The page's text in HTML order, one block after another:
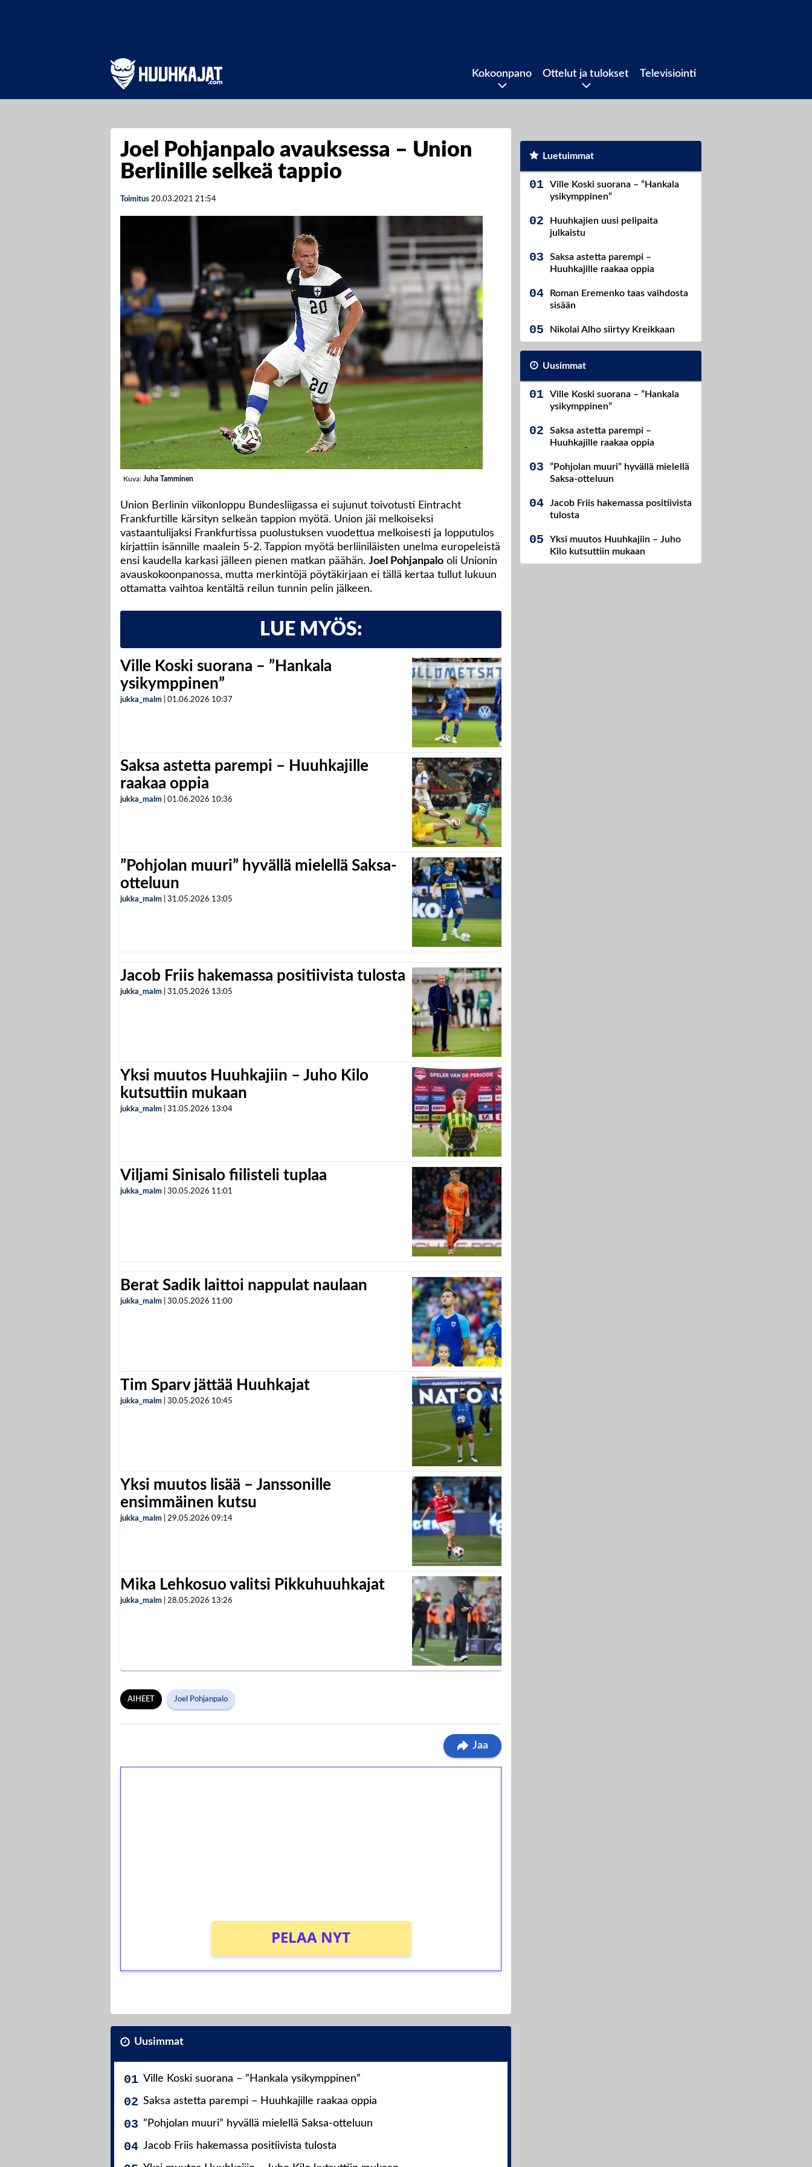
Kokoonpano Ottelut ja tulokset Televisiointi
Joel Pohjanpalo avauksessa – Union
Berlinille selkeä tappio
Toimitus 20.03.2021 21:54
Kuva: Juha Tamminen
Union Berlinin viikonloppu Bundesliigassa ei sujunut toivotusti Eintracht
Frankfurtille kärsityn selkeän tappion myötä. Union jäi melkoiseksi
vastaantulijaksi Frankfurtissa puolustuksen vuodettua melkoisesti ja lopputulos
kirjattiin isännille maalein 5-2. Tappion myötä berliiniläisten unelma europeleistä
ensi kaudella karkasi jälleen pienen matkan päähän. Joel Pohjanpalo oli Unionin
avauskokoonpanossa, mutta merkintöjä pöytäkirjaan ei tällä kertaa tullut lukuun
ottamatta vaihtoa kentältä reilun tunnin pelin jälkeen.
LUE MYÖS:
Ville Koski suorana – ”Hankala
ysikymppinen”
jukka_malm 01.06.2026 10:37
Saksa astetta parempi – Huuhkajille
raakaa oppia
jukka_malm 01.06.2026 10:36
”Pohjolan muuri” hyvällä mielellä Saksa-
otteluun
jukka_malm 31.05.2026 13:05
Jacob Friis hakemassa positiivista tulosta
jukka_malm 31.05.2026 13:05
Yksi muutos Huuhkajiin – Juho Kilo
kutsuttiin mukaan
jukka_malm 31.05.2026 13:04
Viljami Sinisalo fiilisteli tuplaa
jukka_malm 30.05.2026 11:01
Berat Sadik laittoi nappulat naulaan
jukka_malm 30.05.2026 11:00
Tim Sparv jättää Huuhkajat
jukka_malm 30.05.2026 10:45
Yksi muutos lisää – Janssonille
ensimmäinen kutsu
jukka_malm 29.05.2026 09:14
Mika Lehkosuo valitsi Pikkuhuuhkajat
jukka_malm 28.05.2026 13:26
AIHEET Joel Pohjanpalo
Jaa
PELAA NYT
Uusimmat
Ville Koski suorana – ”Hankala ysikymppinen”
Saksa astetta parempi – Huuhkajille raakaa oppia
”Pohjolan muuri” hyvällä mielellä Saksa-otteluun
Jacob Friis hakemassa positiivista tulosta
Luetuimmat
Ville Koski suorana – ”Hankala
ysikymppinen”
Huuhkajien uusi pelipaita
julkaistu
Saksa astetta parempi –
Huuhkajille raakaa oppia
Roman Eremenko taas vaihdosta
sisään
Nikolai Alho siirtyy Kreikkaan
Uusimmat
Ville Koski suorana – ”Hankala
ysikymppinen”
Saksa astetta parempi –
Huuhkajille raakaa oppia
”Pohjolan muuri” hyvällä mielellä
Saksa-otteluun
Jacob Friis hakemassa positiivista
tulosta
Yksi muutos Huuhkajiin – Juho
Kilo kutsuttiin mukaan